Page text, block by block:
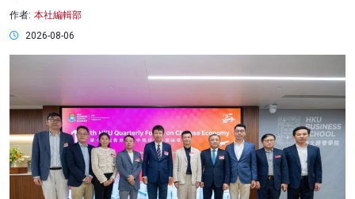
作者: 本社編輯部
2026-08-06